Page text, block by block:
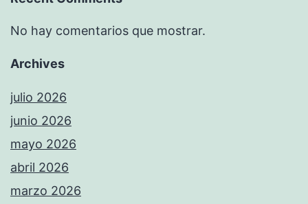
No hay comentarios que mostrar.
Archives
julio 2026
junio 2026
mayo 2026
abril 2026
marzo 2026